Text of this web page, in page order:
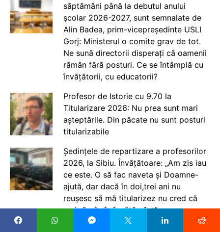
săptămâni până la debutul anului
școlar 2026-2027, sunt semnalate de
Alin Badea, prim-vicepreședinte USLI
Gorj: Ministerul o comite grav de tot.
Ne sună directorii disperați că oamenii
rămân fără posturi. Ce se întâmplă cu
învățătorii, cu educatorii?
Profesor de Istorie cu 9.70 la
Titularizare 2026: Nu prea sunt mari
așteptările. Din păcate nu sunt posturi
titularizabile
Ședințele de repartizare a profesorilor
2026, la Sibiu. Învățătoare: „Am zis iau
ce este. O să fac naveta și Doamne-
ajută, dar dacă în doi,trei ani nu
reușesc să mă titularizez nu cred că
mai rămân în învățământ”